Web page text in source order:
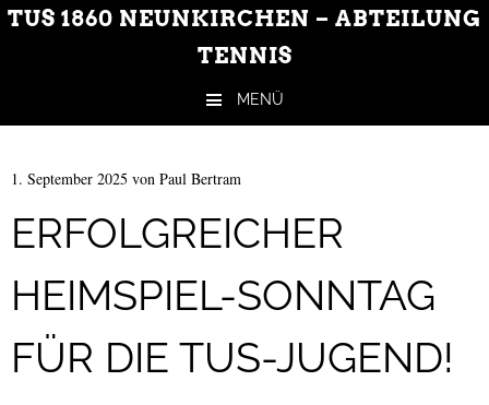
TUS 1860 NEUNKIRCHEN – ABTEILUNG
TENNIS
MENÜ
1. September 2025 von Paul Bertram
ERFOLGREICHER
HEIMSPIEL-SONNTAG
FÜR DIE TUS-JUGEND!